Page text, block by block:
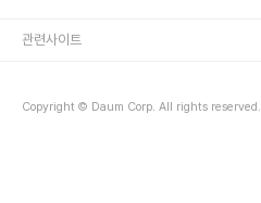
Copyright © Daum Corp. All rights reserved.
관련사이트